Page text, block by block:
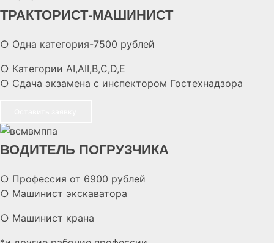
ТРАКТОРИСТ-МАШИНИСТ
○ Одна категория-7500 рублей
○ Категории AI,AII,B,C,D,E
○ Сдача экзамена с инспектором Гостехнадзора
ВОДИТЕЛЬ ПОГРУЗЧИКА
○ Профессия от 6900 рублей
○ Машинист экскаватора
○ Машинист крана